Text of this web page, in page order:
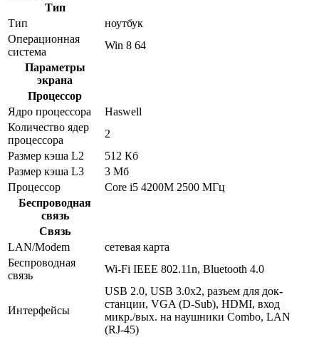
Тип
Тип
ноутбук
Операционная
система
Win 8 64
Параметры
экрана
Процессор
Ядро процессора
Haswell
Количество ядер
процессора
2
Размер кэша L2
512 Кб
Размер кэша L3
3 Мб
Процессор
Core i5 4200M 2500 МГц
Беспроводная
связь
Связь
LAN/Modem
сетевая карта
Беспроводная
связь
Wi-Fi IEEE 802.11n, Bluetooth 4.0
Интерфейсы
USB 2.0, USB 3.0x2, разъем для док-
станции, VGA (D-Sub), HDMI, вход
микр./вых. на наушники Combo, LAN
(RJ-45)